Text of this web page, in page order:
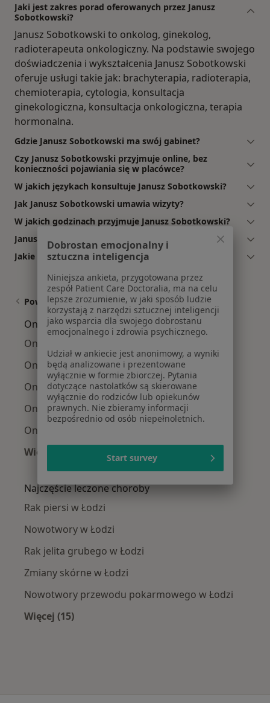
Jaki jest zakres porad oferowanych przez Janusz
Sobotkowski?
Janusz Sobotkowski to onkolog, ginekolog,
radioterapeuta onkologiczny. Na podstawie swojego
doświadczenia i wykształcenia Janusz Sobotkowski
oferuje usługi takie jak: brachyterapia, radioterapia,
chemioterapia, cytologia, konsultacja
ginekologiczna, konsultacja onkologiczna, terapia
hormonalna.
Gdzie Janusz Sobotkowski ma swój gabinet?
Czy Janusz Sobotkowski przyjmuje online, bez
konieczności pojawiania się w placówce?
W jakich językach konsultuje Janusz Sobotkowski?
Jak Janusz Sobotkowski umawia wizyty?
W jakich godzinach przyjmuje Janusz Sobotkowski?
Janusz Sobotkowski: co mówią pacjenci?
Jakie ubezpieczenia akceptuje Janusz Sobotkowski?
Powiązane wyszukiwania
Onkolodzy w pobliżu
Onkolodzy Śródmieście
Onkolodzy Bałuty
Onkolodzy Górna
Onkolodzy Polesie
Onkolodzy Widzew
Więcej (1)
Więcej w kategorii: Onkolodzy w pobliżu
Najczęście leczone choroby
Rak piersi w Łodzi
Nowotwory w Łodzi
Rak jelita grubego w Łodzi
Zmiany skórne w Łodzi
Nowotwory przewodu pokarmowego w Łodzi
Więcej (15)
Dobrostan emocjonalny i
sztuczna inteligencja
Niniejsza ankieta, przygotowana przez
zespół Patient Care Doctoralia, ma na celu
lepsze zrozumienie, w jaki sposób ludzie
korzystają z narzędzi sztucznej inteligencji
jako wsparcia dla swojego dobrostanu
emocjonalnego i zdrowia psychicznego.
Udział w ankiecie jest anonimowy, a wyniki
będą analizowane i prezentowane
wyłącznie w formie zbiorczej. Pytania
dotyczące nastolatków są skierowane
wyłącznie do rodziców lub opiekunów
prawnych. Nie zbieramy informacji
bezpośrednio od osób niepełnoletnich.
Start survey